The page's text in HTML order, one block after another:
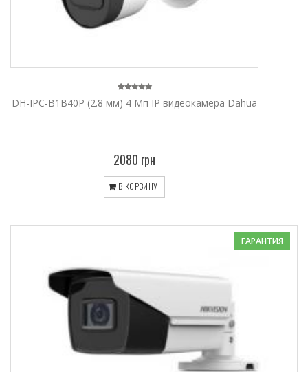
DH-IPC-B1B40P (2.8 мм) 4 Mп IP видеокамера Dahua
2080 грн
В КОРЗИНУ
ГАРАНТИЯ